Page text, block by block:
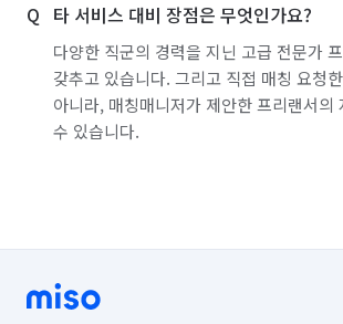
타 서비스 대비 장점은 무엇인가요?
다양한 직군의 경력을 지닌 고급 전문가
갖추고 있습니다. 그리고 직접 매칭 요청
아니라, 매칭매니저가 제안한 프리랜서의
수 있습니다.